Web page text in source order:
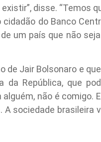
disse. “Temos
do Banco
um país que não
de Jair Bolsonaro e
da República, que
não é comigo.
A sociedade brasileira